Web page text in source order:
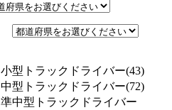
小型トラックドライバー(43)
中型トラックドライバー(72)
準中型トラックドライバー